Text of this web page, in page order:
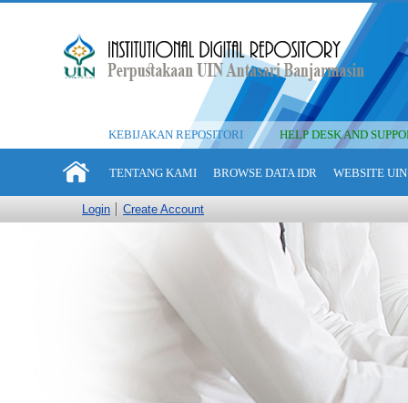
KEBIJAKAN REPOSITORI HELP DESK AND
TENTANG KAMI BROWSE DATA IDR WEBSITE
Login Create Account